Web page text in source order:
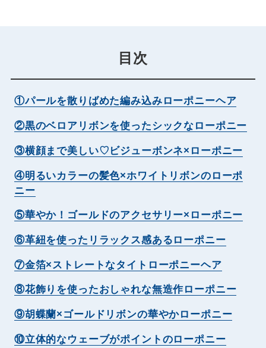
目次
①パールを散りばめた編み込みローポニーヘア
②黒のベロアリボンを使ったシックなローポニー
③横顔まで美しい♡ビジューボンネ×ローポニー
④明るいカラーの髪色×ホワイトリボンのローポ
ニー
⑤華やか！ゴールドのアクセサリー×ローポニー
⑥革紐を使ったリラックス感あるローポニー
⑦金箔×ストレートなタイトローポニーヘア
⑧花飾りを使ったおしゃれな無造作ローポニー
⑨胡蝶蘭×ゴールドリボンの華やかローポニー
⑩立体的なウェーブがポイントのローポニー